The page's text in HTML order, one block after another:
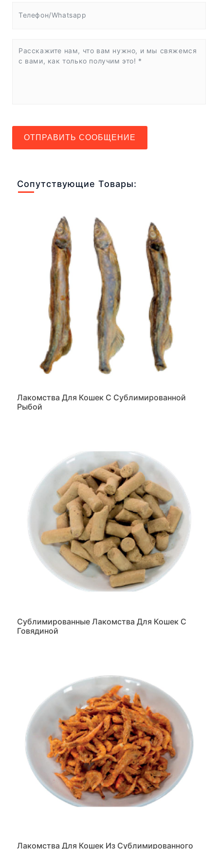
ОТПРАВИТЬ СООБЩЕНИЕ
Сопутствующие Товары:
Лакомства Для Кошек С Сублимированной
Рыбой
Сублимированные Лакомства Для Кошек С
Говядиной
Лакомства Для Кошек Из Сублимированного